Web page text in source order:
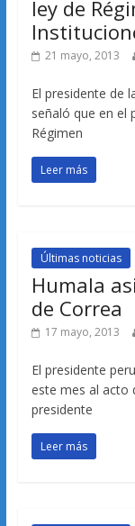
ley de
21 mayo, 2013
El presidente de
señaló que en el
Régimen
Leer más
Últimas noticias
Humala
de Correa
17 mayo, 2013
El presidente
este mes al acto
presidente
Leer más